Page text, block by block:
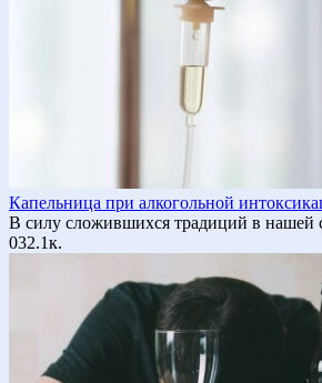
Капельница при алкогольной
В силу сложившихся традиций в нашей
032.1к.